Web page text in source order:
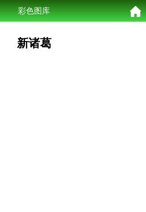
彩色图库
新诸葛